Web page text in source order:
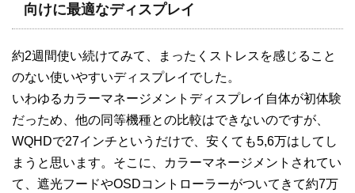
向けに最適なディスプレイ
約2週間使い続けてみて、まったくストレスを感じること
のない使いやすいディスプレイでした。
いわゆるカラーマネージメントディスプレイ自体が初体験
だっため、他の同等機種との比較はできないのですが、
WQHDで27インチというだけで、安くても5,6万はしてし
まうと思います。そこに、カラーマネージメントされてい
て、遮光フードやOSDコントローラーがついてきて約7万